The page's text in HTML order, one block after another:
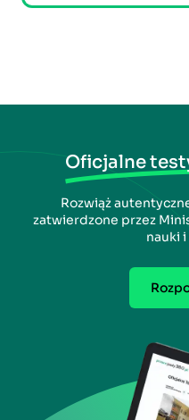
Oficjalne
Rozwiąż
zatwierdzone przez
nauki